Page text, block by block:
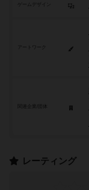
ゲームデザイン
アートワーク
レーティング